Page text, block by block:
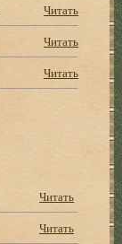
Читать
Читать
Читать
Читать
Читать